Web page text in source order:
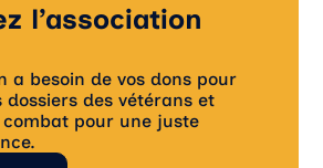
l’association
a besoin de vos dons pour
dossiers des vétérans et
pour une juste